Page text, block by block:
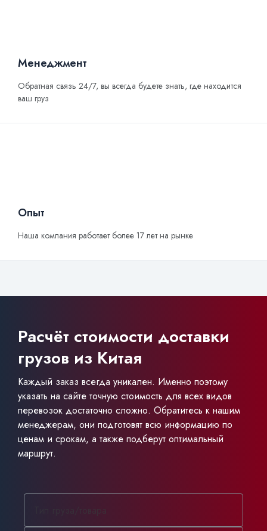
Менеджмент
Обратная связь 24/7, вы всегда будете знать, где находится
ваш груз
Опыт
Наша компания работает более 17 лет на рынке
Расчёт стоимости доставки
грузов из Китая
Каждый заказ всегда уникален. Именно поэтому
указать на сайте точную стоимость для всех видов
перевозок достаточно сложно. Обратитесь к нашим
менеджерам, они подготовят всю информацию по
ценам и срокам, а также подберут оптимальный
маршрут.